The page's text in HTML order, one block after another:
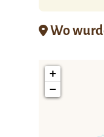
Wo
+
−